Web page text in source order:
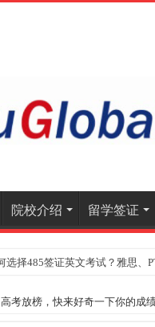
院校介绍 留学签证
选择485签证英文考试？雅思、
高考放榜，快来好奇一下你的成